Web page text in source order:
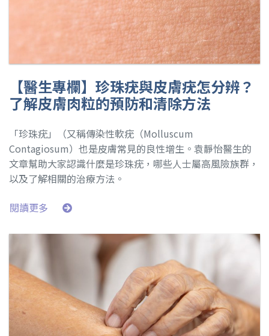
【醫生專欄】珍珠疣與皮膚疣怎分辨？
了解皮膚肉粒的預防和清除方法
「珍珠疣」（又稱傳染性軟疣（Molluscum
Contagiosum）也是皮膚常見的良性增生。袁靜怡醫生的
文章幫助大家認識什麼是珍珠疣，哪些人士屬高風險族群，
以及了解相關的治療方法。
閱讀更多